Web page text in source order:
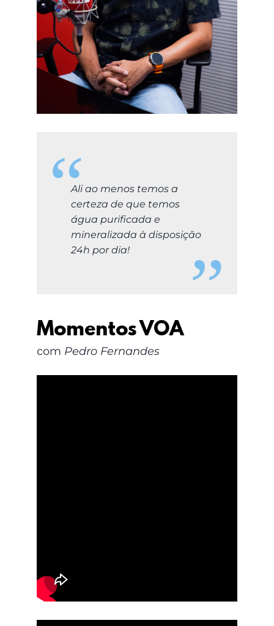
LOGIN
Carrinho
Ali ao menos temos a
certeza de que temos
água purificada e
mineralizada à disposição
24h por dia!
Momentos VOA
com Pedro Fernandes